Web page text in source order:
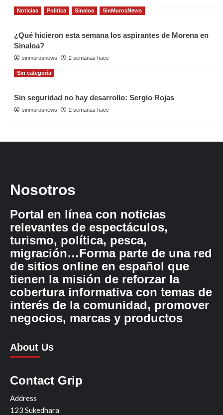
Noticias Politica Sinaloa SinMurosNews
¿Qué hicieron esta semana los aspirantes de Morena en
Sinaloa?
sinmurosnews 2 semanas hace
Sin categoría
Sin seguridad no hay desarrollo: Sergio Rojas
sinmurosnews 2 semanas hace
Nosotros
Portal en línea con noticias
relevantes de espectáculos,
turismo, política, pesca,
migración…Forma parte de una red
de sitios online en español que
tienen la misión de reforzar la
cobertura informativa con temas de
interés de la comunidad, promover
negocios, marcas y productos
About Us
Contact Grip
Address
123 Sukedhara